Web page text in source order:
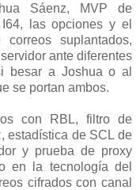
Sáenz, MVP de
las opciones y el
suplantados,
ante diferentes
besar a Joshua o al
se portan ambos.
con RBL, filtro de
estadística de SCL de
y prueba de proxy
en la tecnología del
cifrados con canal